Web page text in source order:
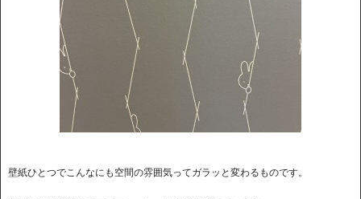
壁紙ひとつでこんなにも空間の雰囲気ってガラッと変わるものです。